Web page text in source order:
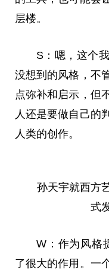
层楼。
S：嗯，这个
没想到的风格，不
点弥补和启示，但
人还是要做自己的
人类的创作。
孙天宇就西方
式
W：作为风格
了很大的作用。一